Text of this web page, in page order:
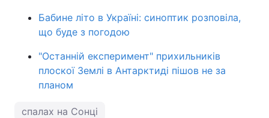
Бабине літо в Україні: синоптик розповіла,
що буде з погодою
"Останній експеримент" прихильників
плоскої Землі в Антарктиді пішов не за
планом
спалах на Сонці